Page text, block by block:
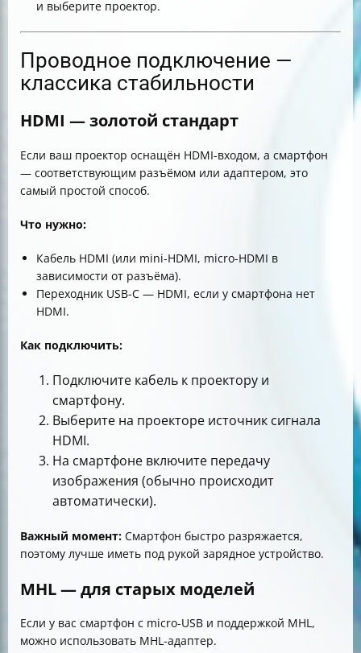
и выберите проектор.
Проводное подключение —
классика стабильности
HDMI — золотой стандарт
Если ваш проектор оснащён HDMI-входом, а смартфон
— соответствующим разъёмом или адаптером, это
самый простой способ.
Что нужно:
Кабель HDMI (или mini-HDMI, micro-HDMI в
зависимости от разъёма).
Переходник USB-C — HDMI, если у смартфона нет
HDMI.
Как подключить:
Подключите кабель к проектору и
смартфону.
Выберите на проекторе источник сигнала
HDMI.
На смартфоне включите передачу
изображения (обычно происходит
автоматически).
Важный момент: Смартфон быстро разряжается,
поэтому лучше иметь под рукой зарядное устройство.
MHL — для старых моделей
Если у вас смартфон с micro-USB и поддержкой MHL,
можно использовать MHL-адаптер.